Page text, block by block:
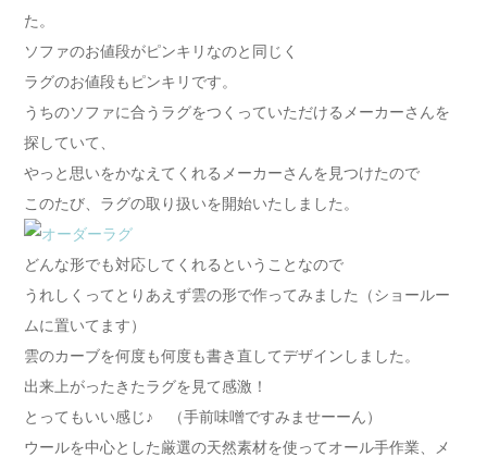
た。
ソファのお値段がピンキリなのと同じく
ラグのお値段もピンキリです。
うちのソファに合うラグをつくっていただけるメーカーさんを
探していて、
やっと思いをかなえてくれるメーカーさんを見つけたので
このたび、ラグの取り扱いを開始いたしました。
どんな形でも対応してくれるということなので
うれしくってとりあえず雲の形で作ってみました（ショールー
ムに置いてます）
雲のカーブを何度も何度も書き直してデザインしました。
出来上がったきたラグを見て感激！
とってもいい感じ♪ （手前味噌ですみませーーん）
ウールを中心とした厳選の天然素材を使ってオール手作業、メ